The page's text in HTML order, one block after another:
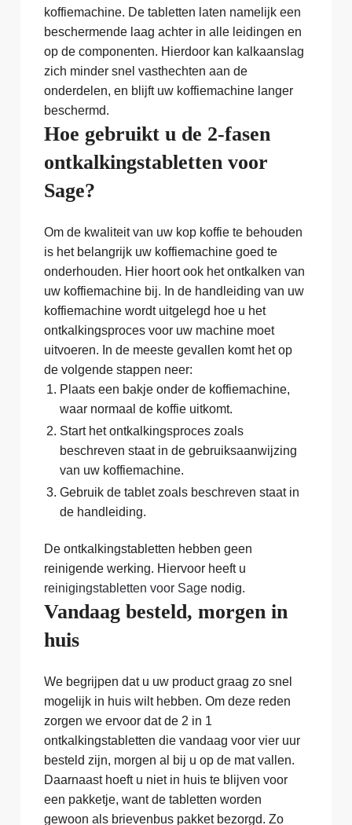
koffiemachine. De tabletten laten namelijk een
beschermende laag achter in alle leidingen en
op de componenten. Hierdoor kan kalkaanslag
zich minder snel vasthechten aan de
onderdelen, en blijft uw koffiemachine langer
beschermd.
Hoe gebruikt u de 2-fasen
ontkalkingstabletten voor
Sage?
Om de kwaliteit van uw kop koffie te behouden
is het belangrijk uw koffiemachine goed te
onderhouden. Hier hoort ook het ontkalken van
uw koffiemachine bij. In de handleiding van uw
koffiemachine wordt uitgelegd hoe u het
ontkalkingsproces voor uw machine moet
uitvoeren. In de meeste gevallen komt het op
de volgende stappen neer:
Plaats een bakje onder de koffiemachine,
waar normaal de koffie uitkomt.
Start het ontkalkingsproces zoals
beschreven staat in de gebruiksaanwijzing
van uw koffiemachine.
Gebruik de tablet zoals beschreven staat in
de handleiding.
De ontkalkingstabletten hebben geen
reinigende werking. Hiervoor heeft u
reinigingstabletten voor Sage nodig.
Vandaag besteld, morgen in
huis
We begrijpen dat u uw product graag zo snel
mogelijk in huis wilt hebben. Om deze reden
zorgen we ervoor dat de 2 in 1
ontkalkingstabletten die vandaag voor vier uur
besteld zijn, morgen al bij u op de mat vallen.
Daarnaast hoeft u niet in huis te blijven voor
een pakketje, want de tabletten worden
gewoon als brievenbus pakket bezorgd. Zo